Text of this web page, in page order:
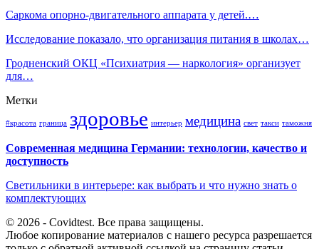
Cаркома опорно-двигательного аппарата у детей.…
Исследование показало, что организация питания в школах…
Гродненский ОКЦ «Психиатрия — наркология» организует
для…
Метки
#красота граница здоровье интерьер медицина свет такси таможня
Современная медицина Германии: технологии, качество и
доступность
Светильники в интерьере: как выбрать и что нужно знать о
комплектующих
© 2026 - Covidtest. Все права защищены.
Любое копирование материалов с нашего ресурса разрешается